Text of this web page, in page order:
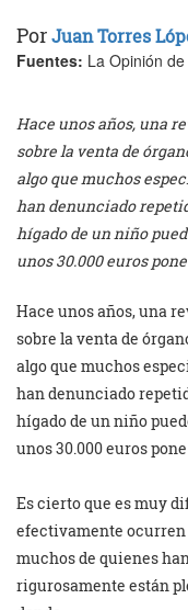
PorJuan Torres
Fuentes: La Opinión
Hace unos años, una
sobre la venta de
algo que muchos
han denunciado
hígado de un niño
unos 30.000 euros
Hace unos años, una
sobre la venta de
algo que muchos
han denunciado
hígado de un niño
unos 30.000 euros
Es cierto que es muy
efectivamente ocurren
muchos de quienes
rigurosamente están